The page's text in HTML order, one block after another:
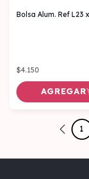
$4.150
AGREGAR
1